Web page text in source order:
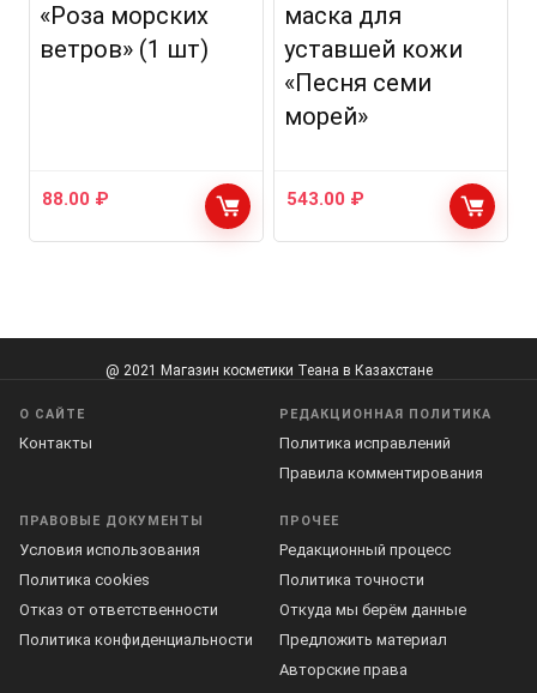
«Роза морских
ветров» (1 шт)
88.00 ₽
маска для
уставшей кожи
«Песня семи
морей»
543.00 ₽
@ 2021 Магазин косметики Теана в Казахстане
О САЙТЕ
Контакты
РЕДАКЦИОННАЯ ПОЛИТИКА
Политика исправлений
Правила комментирования
ПРАВОВЫЕ ДОКУМЕНТЫ
Условия использования
Политика cookies
Отказ от ответственности
Политика конфиденциальности
ПРОЧЕЕ
Редакционный процесс
Политика точности
Откуда мы берём данные
Предложить материал
Авторские права